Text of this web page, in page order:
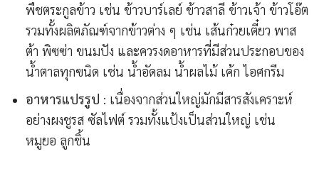
พืชตระกูลข้าว เช่น ข้าวบาร์เลย์ ข้าวสาลี ข้าวเจ้า ข้าวโอ๊ต
รวมทั้งผลิตภัณฑ์จากข้าวต่าง ๆ เช่น เส้นก๋วยเตี๋ยว พาส
ต้า พิซซ่า ขนมปัง และควรงดอาหารที่มีส่วนประกอบของ
น้ำตาลทุกฃนิด เช่น น้ำอัดลม น้ำผลไม้ เค้ก ไอศกรีม
อาหารแปรรูป : เนื่องจากส่วนใหญ่มักมีสารสังเคราะห์
อย่างผงชูรส ซัลไฟต์ รวมทั้งแป้งเป็นส่วนใหญ่ เช่น
หมูยอ ลูกชิ้น